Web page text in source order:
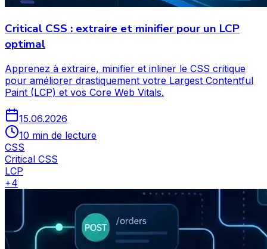
Critical CSS : extraire et minifier pour un LCP
optimal
Apprenez à extraire, minifier et inliner le CSS critique
pour améliorer drastiquement votre Largest Contentful
Paint (LCP) et vos Core Web Vitals.
15.06.2026
10 min de lecture
CSS
Critical CSS
LCP
+4